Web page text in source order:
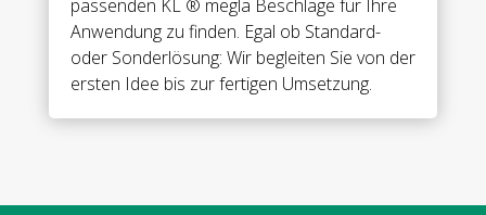
passenden KL ® megla Beschläge für Ihre
Anwendung zu finden. Egal ob Standard-
oder Sonderlösung: Wir begleiten Sie von der
ersten Idee bis zur fertigen Umsetzung.